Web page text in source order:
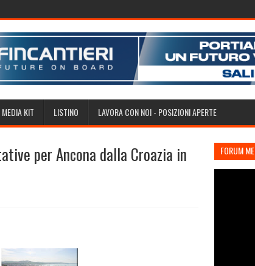
MEDIA KIT LISTINO LAVORA CON NOI - POSIZIONI APERTE
per Ancona dalla Croazia in
FORUM